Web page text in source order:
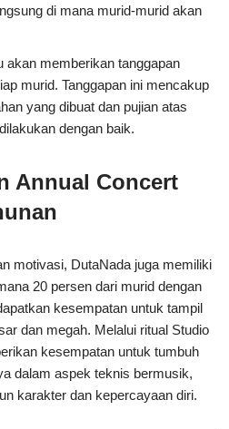
di mana murid-murid akan
akan memberikan tanggapan
murid. Tanggapan ini mencakup
yang dibuat dan pujian atas
dengan baik.
Annual Concert
motivasi, DutaNada juga memiliki
20 persen dari murid dengan
kesempatan untuk tampil
dan megah. Melalui ritual Studio
kesempatan untuk tumbuh
dalam aspek teknis bermusik,
karakter dan kepercayaan diri.